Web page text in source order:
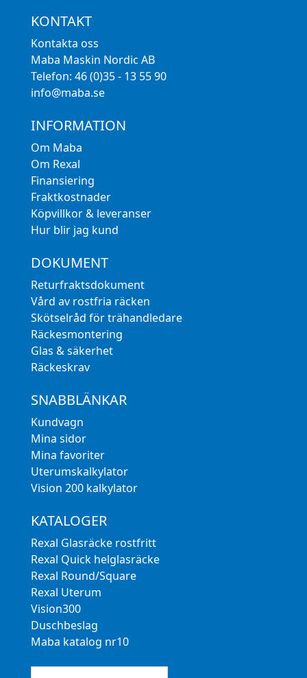
KONTAKT
Kontakta oss
Maba Maskin Nordic AB
Telefon: 46 (0)35 - 13 55 90
info@maba.se
INFORMATION
Om Maba
Om Rexal
Finansiering
Fraktkostnader
Köpvillkor & leveranser
Hur blir jag kund
DOKUMENT
Returfraktsdokument
Vård av rostfria räcken
Skötselråd för trähandledare
Räckesmontering
Glas & säkerhet
Räckeskrav
SNABBLÄNKAR
Kundvagn
Mina sidor
Mina favoriter
Uterumskalkylator
Vision 200 kalkylator
KATALOGER
Rexal Glasräcke rostfritt
Rexal Quick helglasräcke
Rexal Round/Square
Rexal Uterum
Vision300
Duschbeslag
Maba katalog nr10